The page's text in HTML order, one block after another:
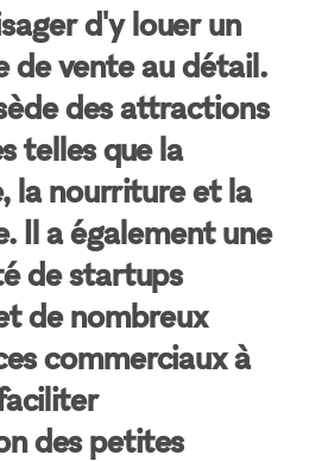
d'y louer un
de vente au détail.
des attractions
telles que la
la nourriture et la
Il a également une
de startups
de nombreux
commerciaux à
des petites